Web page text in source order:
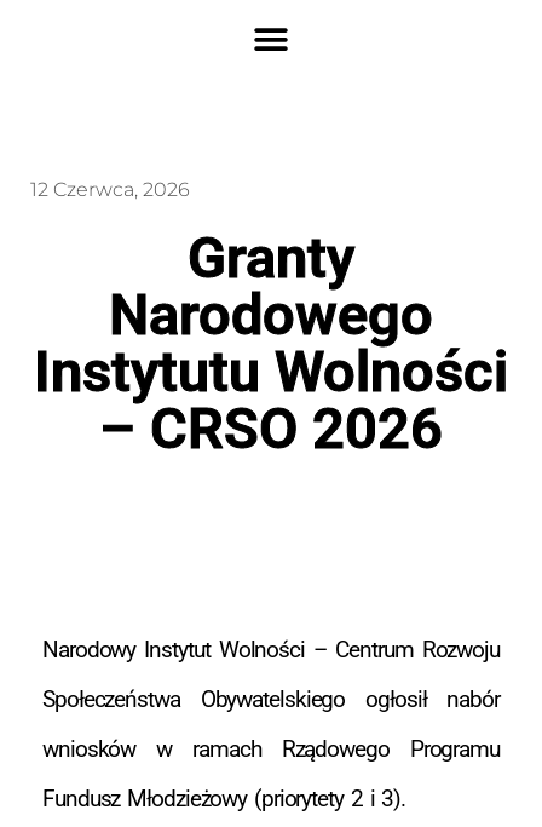
12 Czerwca, 2026
Granty
Narodowego
Instytutu Wolności
– CRSO 2026
Narodowy Instytut Wolności – Centrum Rozwoju
Społeczeństwa Obywatelskiego ogłosił nabór
wniosków w ramach Rządowego Programu
Fundusz Młodzieżowy (priorytety 2 i 3).